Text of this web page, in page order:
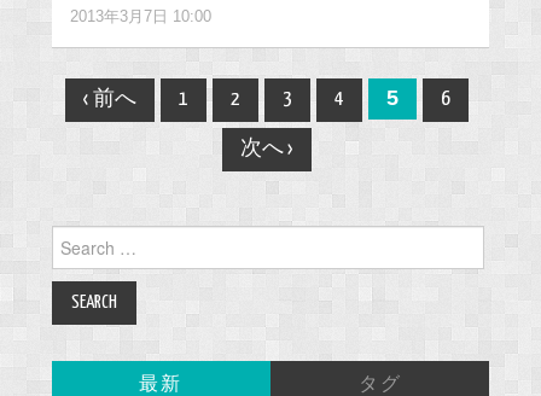
2013年3月7日 10:00
Post
navigation
‹ 前へ 1 2 3 4 5 6
次へ ›
Search
for:
最新 タグ